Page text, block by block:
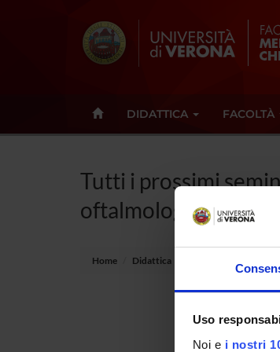
Uso
Noi e i nostri
DIDATTICA FACOLTÀ
Tutti i prossimi
oftalmologia - (2020/
Home Didattica